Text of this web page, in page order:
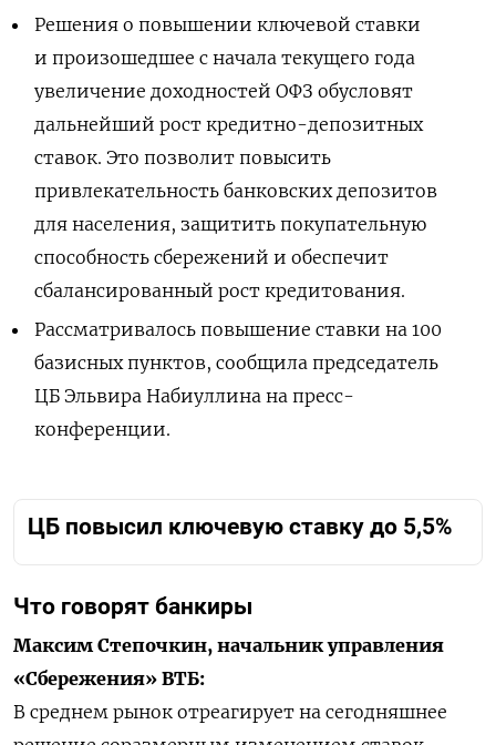
Решения о повышении ключевой ставки
и произошедшее с начала текущего года
увеличение доходностей ОФЗ обусловят
дальнейший рост кредитно-депозитных
ставок. Это позволит повысить
привлекательность банковских депозитов
для населения, защитить покупательную
способность сбережений и обеспечит
сбалансированный рост кредитования.
Рассматривалось повышение ставки на 100
базисных пунктов, сообщила председатель
ЦБ Эльвира Набиуллина на пресс-
конференции.
ЦБ повысил ключевую ставку до 5,5%
Что говорят банкиры
Максим Степочкин, начальник управления
«Сбережения» ВТБ:
В среднем рынок отреагирует на сегодняшнее